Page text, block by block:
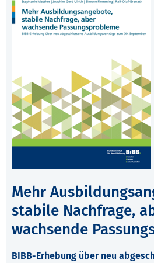
Mehr
stabile Nachfrage,
wachsende
BIBB-Erhebung über neu